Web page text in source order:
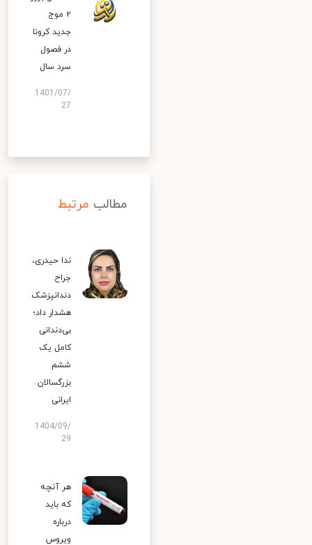
۲ موج
جدید کرونا
در فصول
سرد سال
1401/07/
27
مطالب مرتبط
ندا حیدری،
جراح
دندانپزشک
هشدار داد؛
بی‌دندانی
کامل یک
ششم
بزرگسالان
ایرانی
1404/09/
29
هر آنچه
که باید
درباره
ویروس